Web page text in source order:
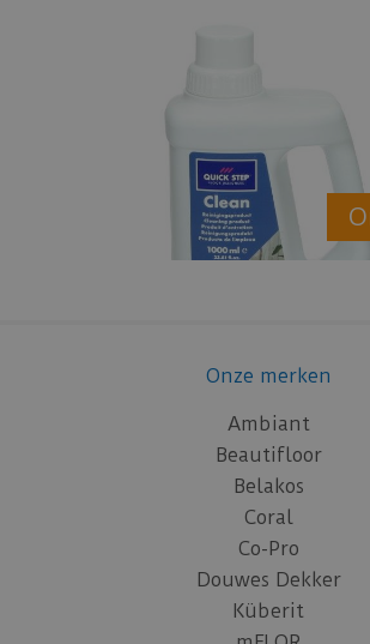
Onze merken
Ambiant
Beautifloor
Belakos
Coral
Co-Pro
Douwes Dekker
Küberit